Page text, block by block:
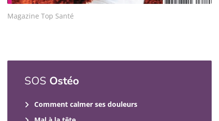
Magazine Top Santé
SOS Ostéo
Comment calmer ses douleurs